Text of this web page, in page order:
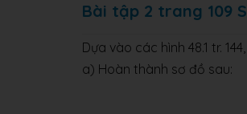
Bài tập 2 trang 109
Dựa vào các hình 48.1 tr.
a) Hoàn thành sơ đồ sau: